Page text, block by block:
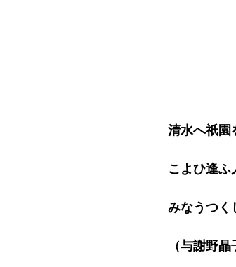
清水へ祇園
こよひ逢ふ
みなうつく
（与謝野晶